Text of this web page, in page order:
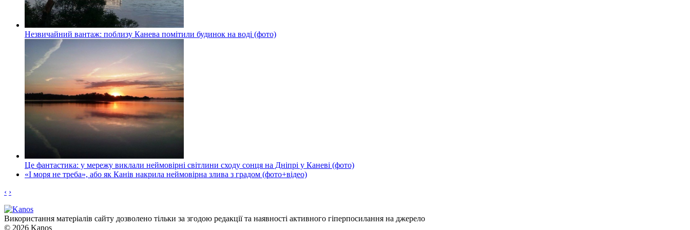
Незвичайний вантаж: поблизу Канева помітили будинок на воді (фото)
Це фантастика: у мережу виклали неймовірні світлини сходу сонця на Дніпрі у Каневі (фото)
«І моря не треба», або як Канів накрила неймовірна злива з градом (фото+відео)
‹ ›
Використання матеріалів сайту дозволено тільки за згодою редакції та наявності активного гіперпосилання на джерело
© 2026 Kanos